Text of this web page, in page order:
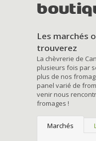
Les marchés
trouverez
La chèvrerie de
plusieurs fois par
plus de nos
panel varié de
venir nous
fromages !
Marchés